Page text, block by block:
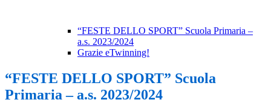
“FESTE DELLO SPORT” Scuola Primaria –
a.s. 2023/2024
Grazie eTwinning!
“FESTE DELLO SPORT” Scuola
Primaria – a.s. 2023/2024